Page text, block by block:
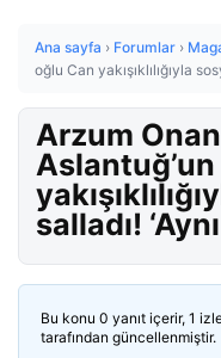
Ana sayfa › Forumlar ›
oğlu Can yakışıklılığıyla
Arzum
salladı!
Bu konu 0 yanıt içerir, 1
tarafından güncellenmiştir.